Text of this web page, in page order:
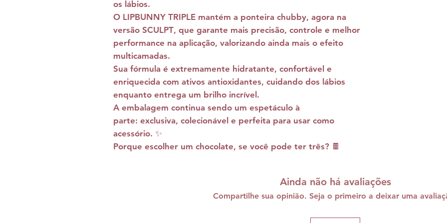
os lábios.
O LIPBUNNY TRIPLE mantém a ponteira chubby, agora na
versão SCULPT, que garante mais precisão, controle e melhor
performance na aplicação, valorizando ainda mais o efeito
multicamadas.
Sua fórmula é extremamente hidratante, confortável e
enriquecida com ativos antioxidantes, cuidando dos lábios
enquanto entrega um brilho incrível.
A embalagem continua sendo um espetáculo à
parte: exclusiva, colecionável e perfeita para usar como
acessório. ✨
Porque escolher um chocolate, se você pode ter três? 🍫
Ainda não há avaliações
Compartilhe sua opinião. Seja o primeiro a deixar uma